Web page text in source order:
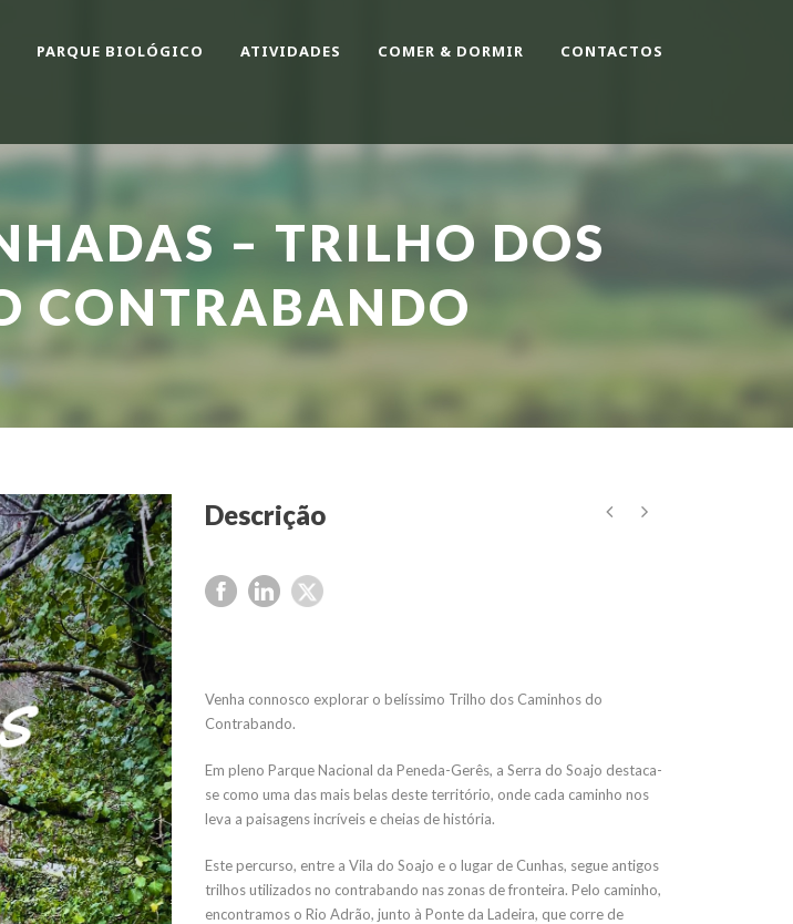
PARQUE BIOLÓGICO ATIVIDADES COMER & DORMIR CONTACTOS
– TRILHO DOS
CONTRABANDO
Venha connosco explorar o belíssimo Trilho dos Caminhos do
Contrabando.
Em pleno Parque Nacional da Peneda-Gerês, a Serra do Soajo destaca-
se como uma das mais belas deste território, onde cada caminho nos
leva a paisagens incríveis e cheias de história.
Este percurso, entre a Vila do Soajo e o lugar de Cunhas, segue antigos
trilhos utilizados no contrabando nas zonas de fronteira. Pelo caminho,
encontramos o Rio Adrão, junto à Ponte da Ladeira, que corre de